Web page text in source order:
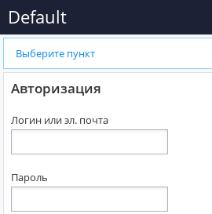
Default
Выберите пункт
Авторизация
Логин или эл. почта
Пароль